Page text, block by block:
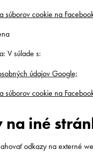
súborov cookie na
V súlade s:
údajov Google;
súborov cookie na
na iné
odkazy na externé